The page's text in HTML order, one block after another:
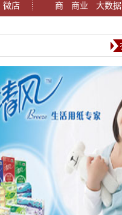
微店
商
商业 大数据